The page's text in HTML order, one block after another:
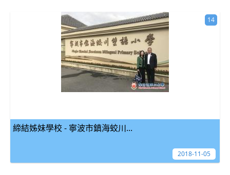
締結姊妹學校 - 寧波市鎮海蛟川...
14
2018-11-05